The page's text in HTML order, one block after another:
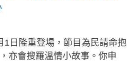
1日隆重登場，節目為民請命抱
亦會搜羅溫情小故事。你申